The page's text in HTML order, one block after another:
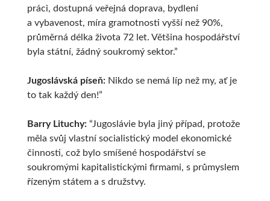
práci, dostupná veřejná doprava, bydlení
a vybavenost, míra gramotnosti vyšší než 90%,
průměrná délka života 72 let. Většina hospodářství
byla státní, žádný soukromý sektor.”
Jugoslávská píseň:Nikdo se nemá líp než my, ať je
to tak každý den!”
Barry Lituchy:“Jugoslávie byla jiný případ, protože
měla svůj vlastní socialistický model ekonomické
činnosti, což bylo smíšené hospodářství se
soukromými kapitalistickými firmami, s průmyslem
řízeným státem a s družstvy.